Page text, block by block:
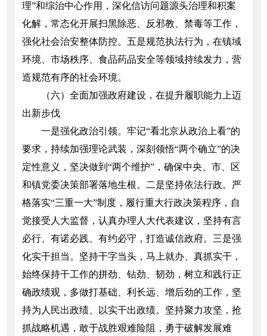
理”和综治中心作用，深化信访问题源头治理和积案
化解，常态化开展扫黑除恶、反邪教、禁毒等工作，
强化社会治安整体防控。五是规范执法行为，在镇域
环境、市场秩序、食品药品安全等领域持续发力，营
造规范有序的社会环境。
（六）全面加强政府建设，在提升履职能力上迈
出新步伐
一是强化政治引领。牢记“看北京从政治上看”的
要求，持续加强理论武装，深刻领悟“两个确立”的决
定性意义，坚决做到“两个维护”，确保中央、市、区
和镇党委决策部署落地生根。二是坚持依法行政。严
格落实“三重一大”制度，履行重大行政决策程序，自
觉接受人大监督，认真办理人大代表建议，坚持有言
必行、有诺必践、有约必守，打造诚信政府。三是强
化实干担当。坚持干字当头，马上就办、真抓实干，
始终保持干工作的拼劲、钻劲、韧劲，树立和践行正
确政绩观，多做打基础、利长远、增后劲的工作，坚
持为人民出政绩、以实干出政绩。坚持聚力攻坚，抢
抓战略机遇，敢于战胜艰难险阻，勇于破解发展难